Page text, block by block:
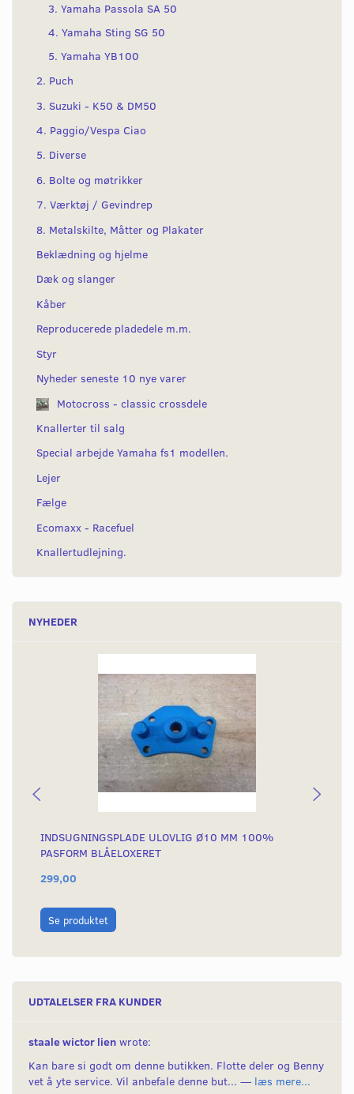
3. Yamaha Passola SA 50
4. Yamaha Sting SG 50
5. Yamaha YB100
2. Puch
3. Suzuki - K50 & DM50
4. Paggio/Vespa Ciao
5. Diverse
6. Bolte og møtrikker
7. Værktøj / Gevindrep
8. Metalskilte, Måtter og Plakater
Beklædning og hjelme
Dæk og slanger
Kåber
Reproducerede pladedele m.m.
Styr
Nyheder seneste 10 nye varer
Motocross - classic crossdele
Knallerter til salg
Special arbejde Yamaha fs1 modellen.
Lejer
Fælge
Ecomaxx - Racefuel
Knallertudlejning.
NYHEDER
INDSUGNINGSPLADE ULOVLIG Ø10 MM 100%
PASFORM BLÅELOXERET
299,00
Se produktet
UDTALELSER FRA KUNDER
staale wictor lien wrote:
Kan bare si godt om denne butikken. Flotte deler og Benny
vet å yte service. Vil anbefale denne but... — læs mere...